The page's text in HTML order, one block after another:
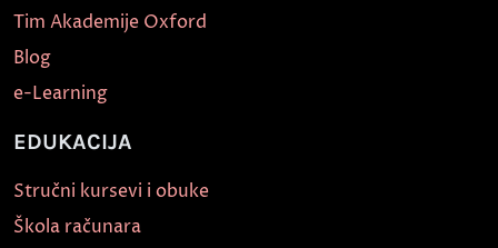
Tim Akademije Oxford
Blog
e-Learning
EDUKACIJA
Stručni kursevi i obuke
Škola računara